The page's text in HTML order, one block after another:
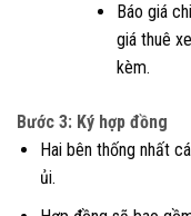
Báo giá
giá thuê
kèm.
Bước 3: Ký hợp đồng
Hai bên thống nhất
ủi.